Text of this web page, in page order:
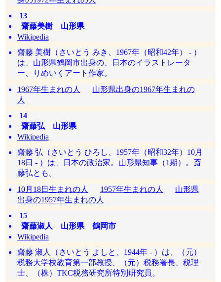
13
齋藤美樹 山形県
Wikipedia
齋藤 美樹（さいとう みき、1967年（昭和42年） - ）
は、山形県鶴岡市出身の、日本のイラストレータ
ー、りめいくアート作家。
1967年生まれの人
山形県出身の1967年生まれの
人
14
齋藤弘 山形県
Wikipedia
齋藤 弘（さいとう ひろし、1957年（昭和32年）10月
18日 - ）は、日本の政治家。山形県知事（1期）。斎
藤弘とも。
10月18日生まれの人
1957年生まれの人
山形県
出身の1957年生まれの人
15
齋藤淑人 山形県 鶴岡市
Wikipedia
齋藤 淑人（さいとう よしと、1944年 - ）は、（元）
税務大学校教育第一部教授、（元）税務署長、税理
士、（株）TKC税務研究所特別研究員。